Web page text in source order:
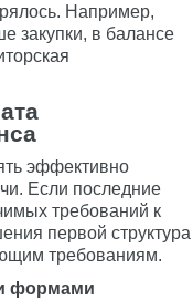
Например,
закупки, в балансе
эффективно
Если последние
требований к
первой структура
требованиям.
формами